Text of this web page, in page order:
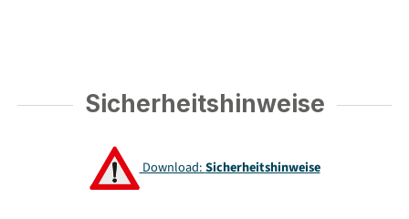
Sicherheitshinweise
Download:Sicherheitshinweise